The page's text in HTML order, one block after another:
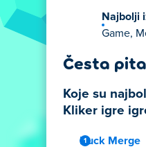
Najbolji
Game,
Česta
Koje su
Kliker igre
Duck Merge